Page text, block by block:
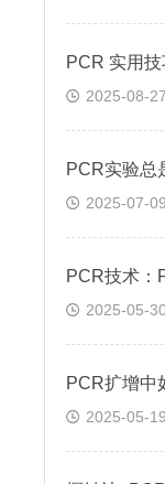
2025-08-27
PCR实验总
2025-07-09
PCR技术：
2025-05-30
PCR扩增中
2025-05-19